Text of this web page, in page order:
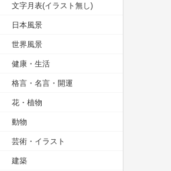
文字月表(イラスト無し)
日本風景
世界風景
健康・生活
格言・名言・開運
花・植物
動物
芸術・イラスト
建築